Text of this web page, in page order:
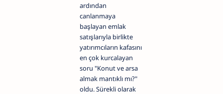
ardından
canlanmaya
başlayan emlak
satışlarıyla birlikte
yatırımcıların kafasını
en çok kurcalayan
soru "Konut ve arsa
almak mantıklı mı?"
oldu. Sürekli olarak